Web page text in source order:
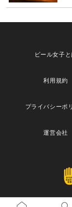
ビール女子と
利用規約
プライバシーポ
運営会社